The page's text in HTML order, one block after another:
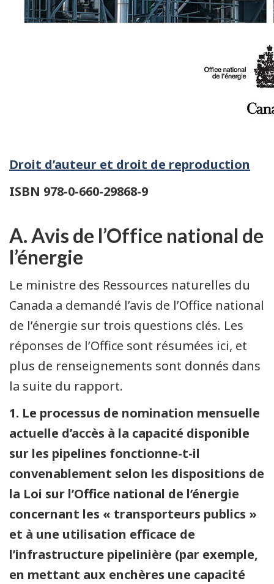
Droit d’auteur et droit de reproduction
ISBN 978-0-660-29868-9
A. Avis de l’Office national de
l’énergie
Le ministre des Ressources naturelles du
Canada a demandé l’avis de l’Office national
de l’énergie sur trois questions clés. Les
réponses de l’Office sont résumées ici, et
plus de renseignements sont donnés dans
la suite du rapport.
1. Le processus de nomination mensuelle
actuelle d’accès à la capacité disponible
sur les pipelines fonctionne-t-il
convenablement selon les dispositions de
la Loi sur l’Office national de l’énergie
concernant les « transporteurs publics »
et à une utilisation efficace de
l’infrastructure pipelinière (par exemple,
en mettant aux enchères une capacité